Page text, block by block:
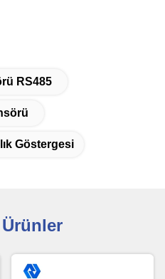
RS485
Göstergesi